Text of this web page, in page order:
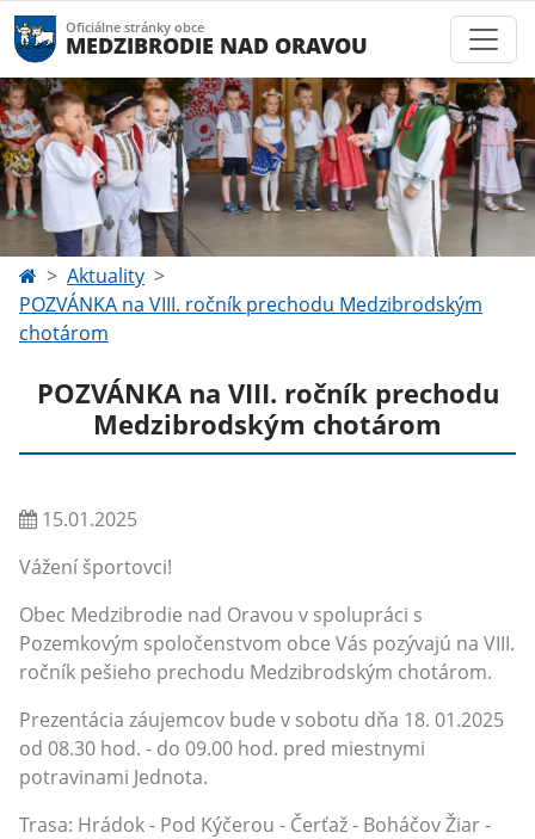
Oficiálne stránky obce
MEDZIBRODIE NAD ORAVOU
Aktuality
POZVÁNKA na VIII. ročník prechodu Medzibrodským
chotárom
POZVÁNKA na VIII. ročník prechodu
Medzibrodským chotárom
15.01.2025
Vážení športovci!
Obec Medzibrodie nad Oravou v spolupráci s
Pozemkovým spoločenstvom obce Vás pozývajú na VIII.
ročník pešieho prechodu Medzibrodským chotárom.
Prezentácia záujemcov bude v sobotu dňa 18. 01.2025
od 08.30 hod. - do 09.00 hod. pred miestnymi
potravinami Jednota.
Trasa: Hrádok - Pod Kýčerou - Čerťaž - Boháčov Žiar -